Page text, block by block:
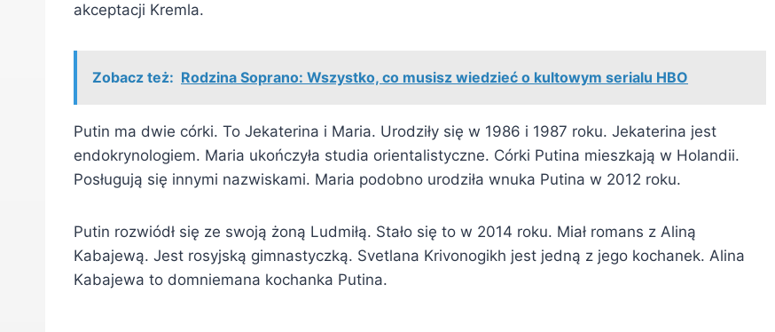
akceptacji Kremla.
Zobacz też: Rodzina Soprano: Wszystko, co musisz wiedzieć o kultowym serialu HBO
Putin ma dwie córki. To Jekaterina i Maria. Urodziły się w 1986 i 1987 roku. Jekaterina jest
endokrynologiem. Maria ukończyła studia orientalistyczne. Córki Putina mieszkają w Holandii.
Posługują się innymi nazwiskami. Maria podobno urodziła wnuka Putina w 2012 roku.
Putin rozwiódł się ze swoją żoną Ludmiłą. Stało się to w 2014 roku. Miał romans z Aliną
Kabajewą. Jest rosyjską gimnastyczką. Svetlana Krivonogikh jest jedną z jego kochanek. Alina
Kabajewa to domniemana kochanka Putina.